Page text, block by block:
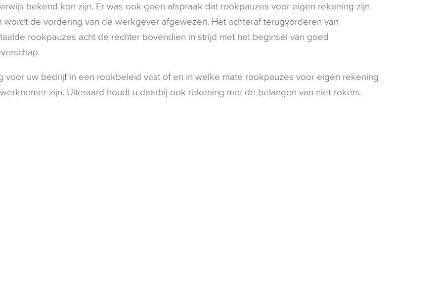
bekend kon zijn. Er was ook geen afspraak dat rookpauzes voor eigen rekening zijn.
wordt de vordering van de werkgever afgewezen. Het achteraf terugvorderen van
rookpauzes acht de rechter bovendien in strijd met het beginsel van goed
voor uw bedrijf in een rookbeleid vast of en in welke mate rookpauzes voor eigen rekening
zijn. Uiteraard houdt u daarbij ook rekening met de belangen van niet-rokers.